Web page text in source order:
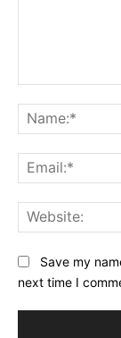
Save my
next time I